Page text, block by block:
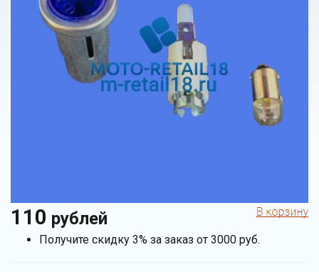
110 рублей
Получите скидку 3% за заказ от 3000 руб.